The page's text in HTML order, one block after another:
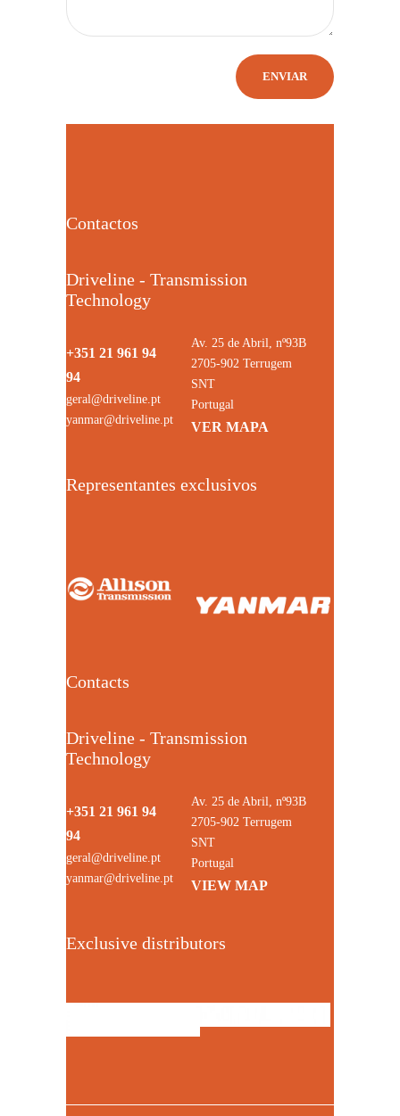
Contactos
Driveline - Transmission
Technology
+351 21 961 94
94
geral@driveline.pt
yanmar@driveline.pt
Av. 25 de Abril, nº93B
2705-902 Terrugem
SNT
Portugal
VER MAPA
Representantes exclusivos
Contacts
Driveline - Transmission
Technology
+351 21 961 94
94
geral@driveline.pt
yanmar@driveline.pt
Av. 25 de Abril, nº93B
2705-902 Terrugem
SNT
Portugal
VIEW MAP
Exclusive distributors